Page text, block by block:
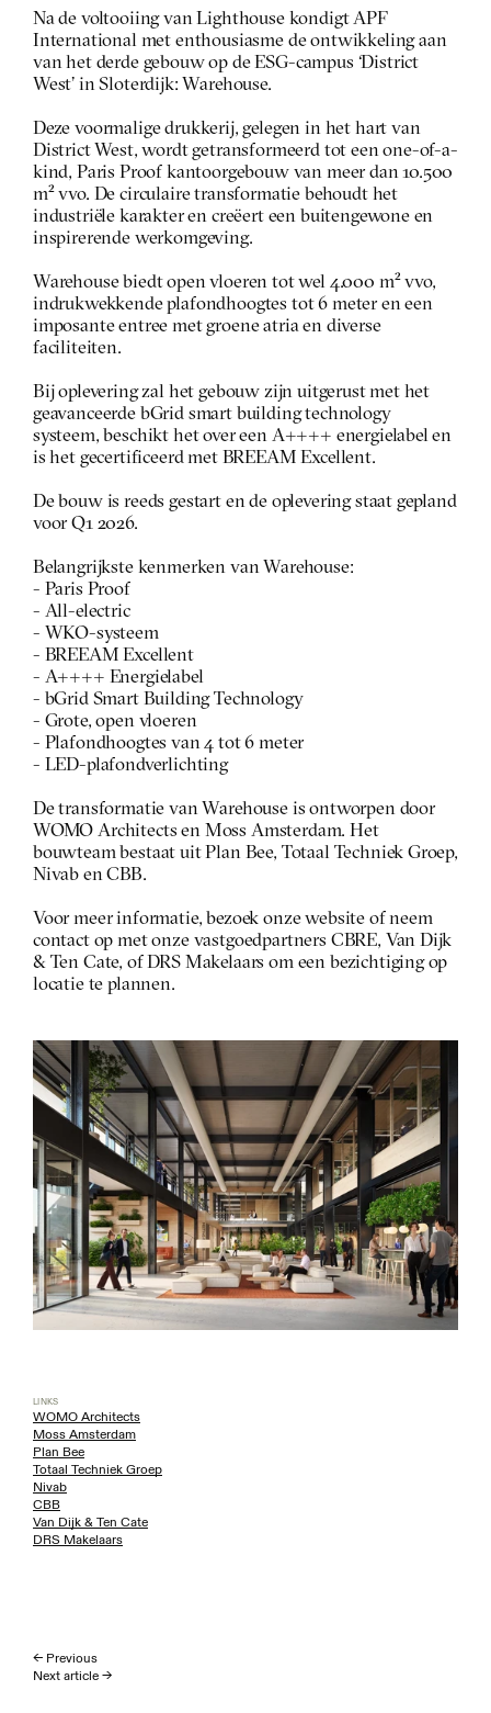
Na de voltooiing van Lighthouse kondigt APF
International met enthousiasme de ontwikkeling aan
van het derde gebouw op de ESG-campus ‘District
West’ in Sloterdijk: Warehouse.
Deze voormalige drukkerij, gelegen in het hart van
District West, wordt getransformeerd tot een one-of-a-
kind, Paris Proof kantoorgebouw van meer dan 10.500
m² vvo. De circulaire transformatie behoudt het
industriële karakter en creëert een buitengewone en
inspirerende werkomgeving.
Warehouse biedt open vloeren tot wel 4.000 m² vvo,
indrukwekkende plafondhoogtes tot 6 meter en een
imposante entree met groene atria en diverse
faciliteiten.
Bij oplevering zal het gebouw zijn uitgerust met het
geavanceerde bGrid smart building technology
systeem, beschikt het over een A++++ energielabel en
is het gecertificeerd met BREEAM Excellent.
De bouw is reeds gestart en de oplevering staat gepland
voor Q1 2026.
Belangrijkste kenmerken van Warehouse:
- Paris Proof
- All-electric
- WKO-systeem
- BREEAM Excellent
- A++++ Energielabel
- bGrid Smart Building Technology
- Grote, open vloeren
- Plafondhoogtes van 4 tot 6 meter
- LED-plafondverlichting
De transformatie van Warehouse is ontworpen door
WOMO Architects en Moss Amsterdam. Het
bouwteam bestaat uit Plan Bee, Totaal Techniek Groep,
Nivab en CBB.
Voor meer informatie, bezoek onze website of neem
contact op met onze vastgoedpartners CBRE, Van Dijk
& Ten Cate, of DRS Makelaars om een bezichtiging op
locatie te plannen.
LINKS
WOMO Architects
Moss Amsterdam
Plan Bee
Totaal Techniek Groep
Nivab
CBB
Van Dijk & Ten Cate
DRS Makelaars
← Previous
Next article →